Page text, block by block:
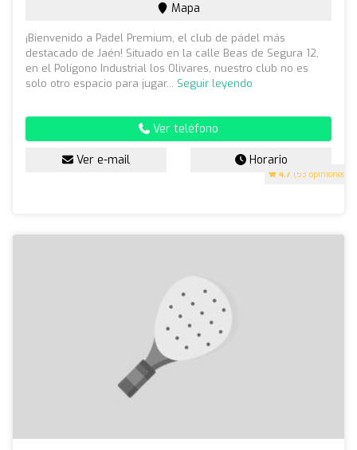
4.7 (53 opiniones)
Mapa
¡Bienvenido a Padel Premium, el club de pádel más
destacado de Jaén! Situado en la calle Beas de Segura 12,
en el Polígono Industrial los Olivares, nuestro club no es
solo otro espacio para jugar... Seguir leyendo
Ver teléfono
Ver e-mail Horario